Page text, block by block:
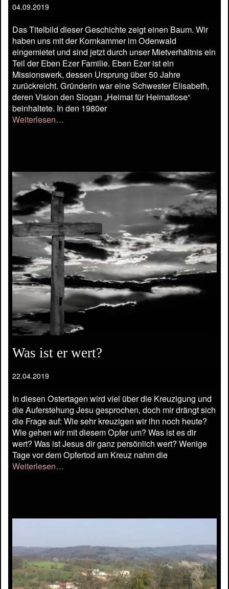
04.09.2019
Das Titelbild dieser Geschichte zeigt einen Baum. Wir
haben uns mit der Kornkammer im Odenwald
eingemietet und sind jetzt durch unser Mietverhältnis ein
Teil der Eben Ezer Familie. Eben Ezer ist ein
Missionswerk, dessen Ursprung über 50 Jahre
zurückreicht. Gründerin war eine Schwester Elisabeth,
deren Vision den Slogan „Heimat für Heimatlose“
beinhaltete. In den 1980er
Weiterlesen…
Was ist er wert?
22.04.2019
In diesen Ostertagen wird viel über die Kreuzigung und
die Auferstehung Jesu gesprochen, doch mir drängt sich
die Frage auf: Wie sehr kreuzigen wir ihn noch heute?
Wie gehen wir mit diesem Opfer um? Was ist es dir
wert? Was ist Jesus dir ganz persönlich wert? Wenige
Tage vor dem Opfertod am Kreuz nahm die
Weiterlesen…